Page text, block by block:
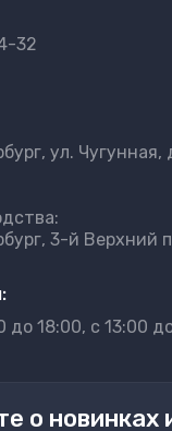
32
ул. Чугунная,
3-й Верхний
18:00, с 13:00
о новинках